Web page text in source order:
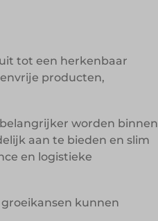
tot een herkenbaar
producten,
worden binnen
aan te bieden en slim
en logistieke
kunnen